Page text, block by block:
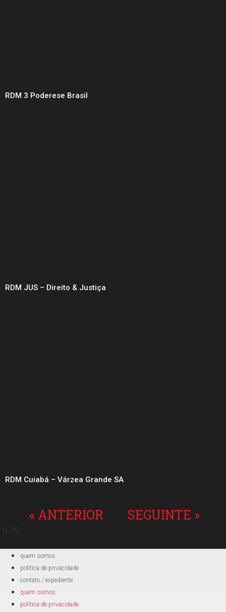
RDM 3 Poderese Brasil
RDM JUS – Direito & Justiça
RDM Cuiabá – Várzea Grande SA
« ANTERIOR SEGUINTE »
quem somos
política de privacidade
contato / expediente
quem somos
política de privacidade